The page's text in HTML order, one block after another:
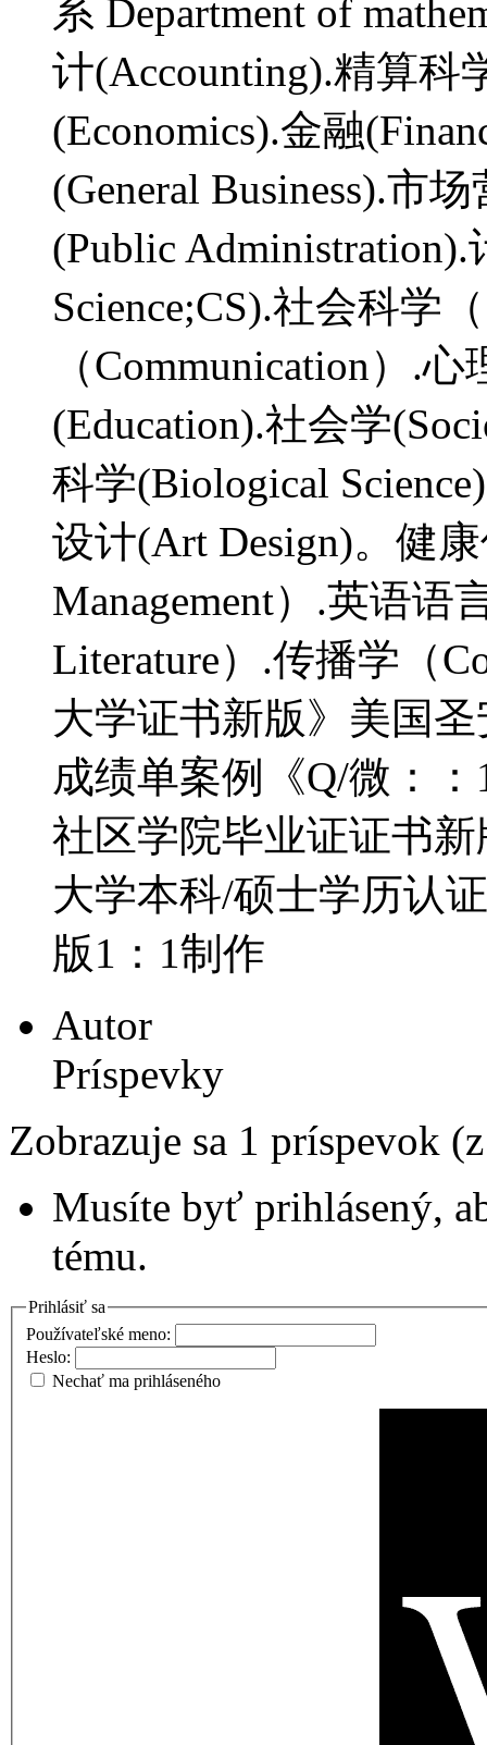
系 Department of
计(Accounting).精算科
(Economics).金融
(General Business).市
(Public
Science;CS).社会科学
（Communication）.
(Education).社会学
科学(Biological
设计(Art Design)。健
Management）.英语语
Literature）.传播学（
大学证书新版》美国
成绩单案例《Q/微：
社区学院毕业证证书
大学本科/硕士学历认
版1：1制作
Autor
Príspevky
Zobrazuje sa 1 príspevok
Musíte byť prihlásený,
tému.
Prihlásiť sa
Používateľské meno:
Heslo:
Nechať ma prihláseného